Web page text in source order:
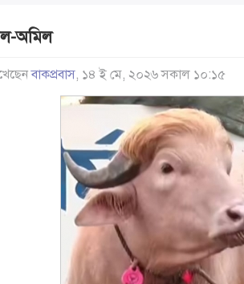
অমিল
বাকপ্রবাস, ১৪ ই মে, ২০২৬ সকাল ১০:১৫